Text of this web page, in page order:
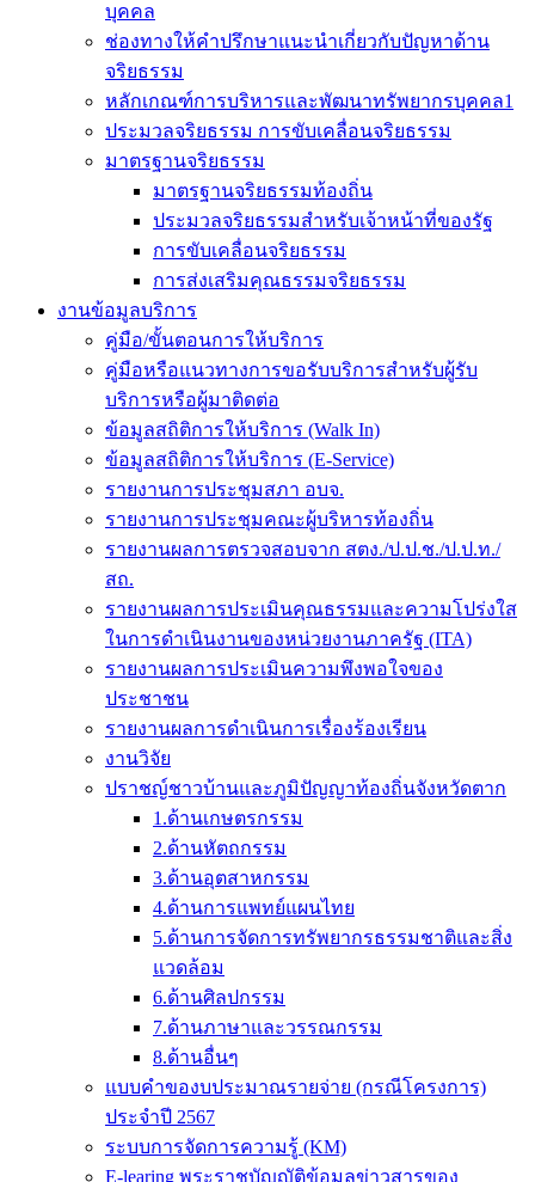
บุคคล
ช่องทางให้คำปรึกษาแนะนำเกี่ยวกับปัญหาด้าน
จริยธรรม
หลักเกณฑ์การบริหารและพัฒนาทรัพยากรบุคคล1
ประมวลจริยธรรม การขับเคลื่อนจริยธรรม
มาตรฐานจริยธรรม
มาตรฐานจริยธรรมท้องถิ่น
ประมวลจริยธรรมสำหรับเจ้าหน้าที่ของรัฐ
การขับเคลื่อนจริยธรรม
การส่งเสริมคุณธรรมจริยธรรม
งานข้อมูลบริการ
คู่มือ/ขั้นตอนการให้บริการ
คู่มือหรือแนวทางการขอรับบริการสำหรับผู้รับ
บริการหรือผู้มาติดต่อ
ข้อมูลสถิติการให้บริการ (Walk In)
ข้อมูลสถิติการให้บริการ (E-Service)
รายงานการประชุมสภา อบจ.
รายงานการประชุมคณะผู้บริหารท้องถิ่น
รายงานผลการตรวจสอบจาก สตง./ป.ป.ช./ป.ป.ท./
สถ.
รายงานผลการประเมินคุณธรรมและความโปร่งใส
ในการดำเนินงานของหน่วยงานภาครัฐ (ITA)
รายงานผลการประเมินความพึงพอใจของ
ประชาชน
รายงานผลการดำเนินการเรื่องร้องเรียน
งานวิจัย
ปราชญ์ชาวบ้านและภูมิปัญญาท้องถิ่นจังหวัดตาก
1.ด้านเกษตรกรรม
2.ด้านหัตถกรรม
3.ด้านอุตสาหกรรม
4.ด้านการแพทย์แผนไทย
5.ด้านการจัดการทรัพยากรธรรมชาติและสิ่ง
แวดล้อม
6.ด้านศิลปกรรม
7.ด้านภาษาและวรรณกรรม
8.ด้านอื่นๆ
แบบคำของบประมาณรายจ่าย (กรณีโครงการ)
ประจำปี 2567
ระบบการจัดการความรู้ (KM)
E-learing พระราชบัญญัติข้อมูลข่าวสารของ